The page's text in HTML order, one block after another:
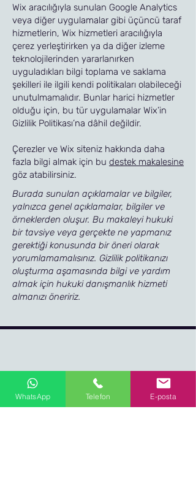
Wix aracılığıyla sunulan Google Analytics
veya diğer uygulamalar gibi üçüncü taraf
hizmetlerin, Wix hizmetleri aracılığıyla
çerez yerleştirirken ya da diğer izleme
teknolojilerinden yararlanırken
uyguladıkları bilgi toplama ve saklama
şekilleri ile ilgili kendi politikaları olabileceği
unutulmamalıdır. Bunlar harici hizmetler
olduğu için, bu tür uygulamalar Wix’in
Gizlilik Politikası’na dâhil değildir.
Çerezler ve Wix siteniz hakkında daha
fazla bilgi almak için bu destek makalesine
göz atabilirsiniz.
Burada sunulan açıklamalar ve bilgiler,
yalnızca genel açıklamalar, bilgiler ve
örneklerden oluşur. Bu makaleyi hukuki
bir tavsiye veya gerçekte ne yapmanız
gerektiği konusunda bir öneri olarak
yorumlamamalısınız. Gizlilik politikanızı
oluşturma aşamasında bilgi ve yardım
almak için hukuki danışmanlık hizmeti
almanızı öneririz.
İletişim
WhatsApp Telefon E-posta